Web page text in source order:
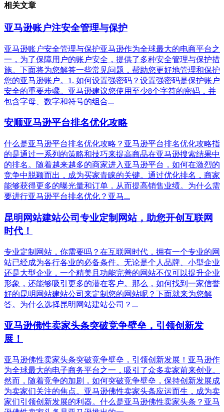
相关文章
亚马逊账户注安全管理与保护
亚马逊账户安全管理与保护亚马逊作为全球最大的电商平台之
一，为了保障用户的账户安全，提供了多种安全管理与保护措
施。下面将为您解答一些常见问题，帮助您更好地管理和保护
您的亚马逊账户。1. 如何设置强密码？设置强密码是保护账户
安全的重要步骤。亚马逊建议您使用至少8个字符的密码，并
包含字母、数字和符号的组合...
安顺亚马逊平台排名优化攻略
什么是亚马逊平台排名优化攻略？亚马逊平台排名优化攻略指
的是通过一系列的策略和技巧来提高商品在亚马逊搜索结果中
的排名。随着越来越多的商家进入亚马逊平台，如何在激烈的
竞争中脱颖而出，成为买家青睐的关键。通过优化排名，商家
能够获得更多的曝光量和订单，从而提高销售业绩。为什么需
要进行亚马逊平台排名优化？亚马...
昆明网站建站公司专业定制网站，助您开创互联网
时代！
专业定制网站，你需要吗？在互联网时代，拥有一个专业的网
站已经成为各行各业的必备条件。无论是个人品牌、小型企业
还是大型企业，一个精美且功能完善的网站不仅可以提升企业
形象，还能够吸引更多的潜在客户。那么，如何找到一家信誉
好的昆明网站建站公司来定制您的网站呢？下面就来为您解
答。为什么选择昆明网站建站公司？...
亚马逊佛性卖家头条突破竞争壁垒，引领创新发
展！
亚马逊佛性卖家头条突破竞争壁垒，引领创新发展！亚马逊作
为全球最大的电子商务平台之一，吸引了众多卖家前来创业。
然而，随着竞争的加剧，如何突破竞争壁垒，保持创新发展成
为卖家们关注的焦点。亚马逊佛性卖家头条应运而生，成为卖
家们引领创新发展的利器。什么是亚马逊佛性卖家头条？亚马